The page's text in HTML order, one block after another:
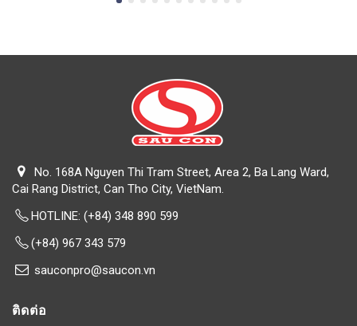
No. 168A Nguyen Thi Tram Street, Area 2, Ba Lang Ward,
Cai Rang District, Can Tho City, VietNam.
HOTLINE:(+84) 348 890 599
(+84) 967 343 579
sauconpro@saucon.vn
ติดต่อ